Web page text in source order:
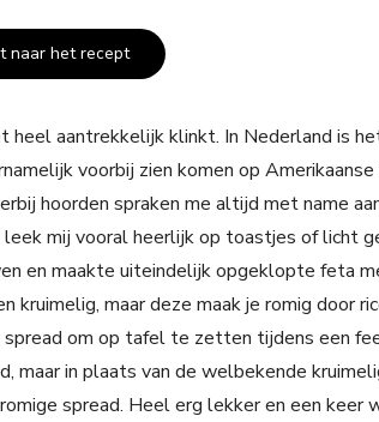
naar het recept
aantrekkelijk klinkt. In Nederland is
voorbij zien komen op
hoorden spraken me altijd met name
leek mij vooral heerlijk op toastjes of licht
en maakte uiteindelijk opgeklopte feta
kruimelig, maar deze maak je romig door
om op tafel te zetten tijdens een
maar in plaats van de welbekende
spread. Heel erg lekker en een keer